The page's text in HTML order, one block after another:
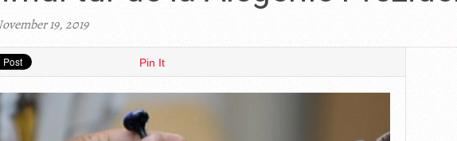
19, 2019
Pin It